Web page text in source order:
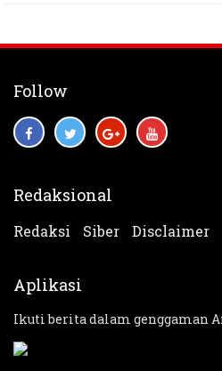
Follow
Redaksional
Redaksi Siber Disclaimer
Aplikasi
Ikuti berita dalam genggaman